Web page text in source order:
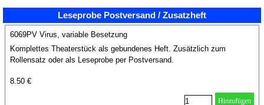
Leseprobe Postversand / Zusatzheft
6069PV Virus, variable Besetzung
Komplettes Theaterstück als gebundenes Heft. Zusätzlich zum
Rollensatz oder als Leseprobe per Postversand.
8.50 €
Hinzufügen